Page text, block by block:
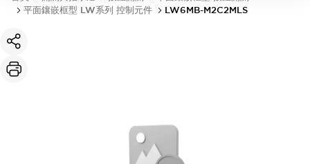
平面鑲嵌框型 LW系列 控制元件
LW6MB-M2C2MLS